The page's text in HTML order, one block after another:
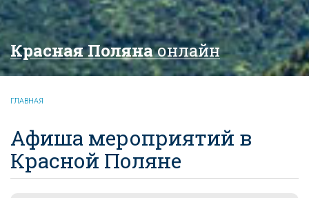
Красная Полянаонлайн
ГЛАВНАЯ
Афиша мероприятий в
Красной Поляне